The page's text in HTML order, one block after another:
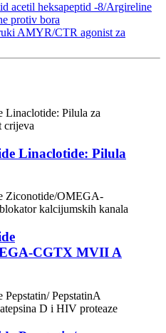
acetil heksapeptid -8/Argireline
protiv bora
AMYR/CTR agonist za
Linaclotide: Pilula
CGTX MVII A